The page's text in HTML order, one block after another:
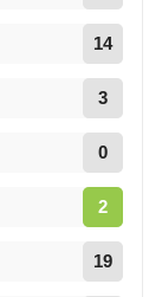
14
3
0
2
19